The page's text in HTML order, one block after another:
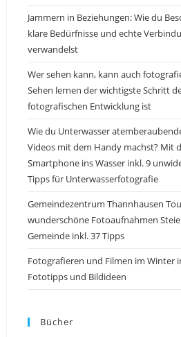
Jammern in Beziehungen: Wie du
klare Bedürfnisse und echte
verwandelst
Wer sehen kann, kann auch
Sehen lernen der wichtigste Schritt
fotografischen Entwicklung ist
Wie du Unterwasser
Videos mit dem Handy machst? Mit
Smartphone ins Wasser inkl. 9
Tipps für Unterwasserfotografie
Gemeindezentrum Thannhausen
wunderschöne Fotoaufnahmen
Gemeinde inkl. 37 Tipps
Fotografieren und Filmen im Winter
Fototipps und Bildideen
Bücher